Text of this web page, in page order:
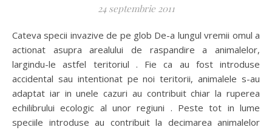
24 septembrie 2011
Cateva specii invazive de pe glob De-a lungul vremii omul a
actionat asupra arealului de raspandire a animalelor,
largindu-le astfel teritoriul . Fie ca au fost introduse
accidental sau intentionat pe noi teritorii, animalele s-au
adaptat iar in unele cazuri au contribuit chiar la ruperea
echilibrului ecologic al unor regiuni . Peste tot in lume
speciile introduse au contribuit la decimarea animalelor